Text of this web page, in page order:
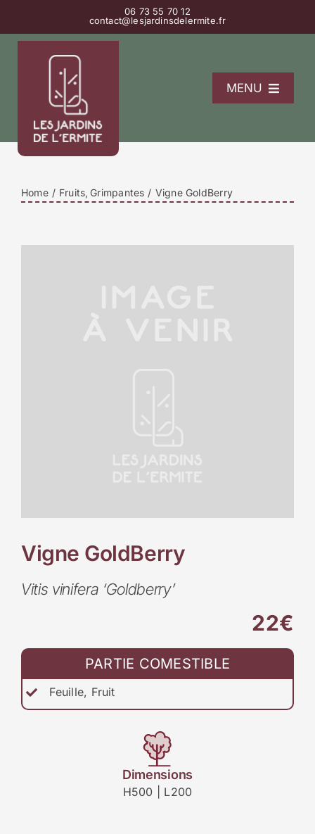
06 73 55 70 12
contact@lesjardinsdelermite.fr
MENU
La pépinière
Contact
Home Fruits Grimpantes Vigne GoldBerry
Vigne GoldBerry
Vitis vinifera ‘Goldberry’
22€
PARTIE COMESTIBLE
Feuille, Fruit
Dimensions
H500 | L200